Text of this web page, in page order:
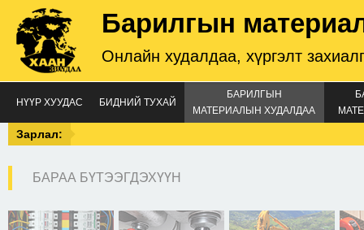
Барилгын
Онлайн худалдаа, хүргэлт
НҮҮР ХУУДАС БИДНИЙ ТУХАЙ
БАРИЛГЫН
МАТЕРИАЛЫН ХУДАЛДАА
Зарлал:
БАРАА БҮТЭЭГДЭХҮҮН
18*7*16 хэмжээтэй.